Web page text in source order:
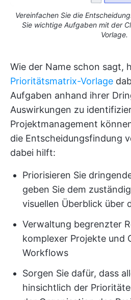
Vereinfachen Sie die
Sie wichtige Aufgaben mit der
Vorlage.
Wie der Name schon sagt,
Prioritätsmatrix-Vorlage
Aufgaben anhand ihrer
Auswirkungen zu
Projektmanagement
die Entscheidungsfindung
dabei hilft:
Priorisieren Sie
geben Sie dem
visuellen Überblick über
Verwaltung begrenzter
komplexer Projekte und
Workflows
Sorgen Sie dafür, dass
hinsichtlich der